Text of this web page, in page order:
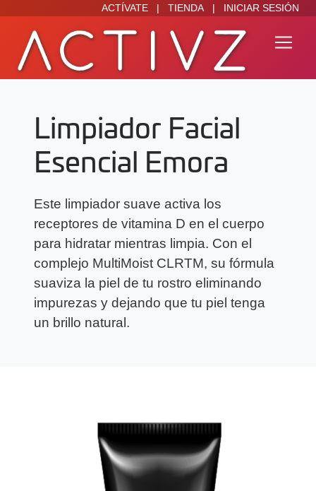
ACTÍVATE | TIENDA | INICIAR SESIÓN
Limpiador Facial
Esencial Emora
Este limpiador suave activa los
receptores de vitamina D en el cuerpo
para hidratar mientras limpia. Con el
complejo MultiMoist CLRTM, su fórmula
suaviza la piel de tu rostro eliminando
impurezas y dejando que tu piel tenga
un brillo natural.